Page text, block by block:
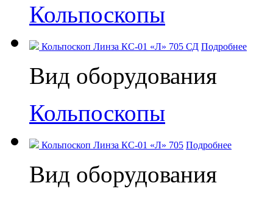
Кольпоскопы
Кольпоскоп Линза КС-01 «Л» 705 СД Подробнее
Вид оборудования
Кольпоскопы
Кольпоскоп Линза КС-01 «Л» 705 Подробнее
Вид оборудования